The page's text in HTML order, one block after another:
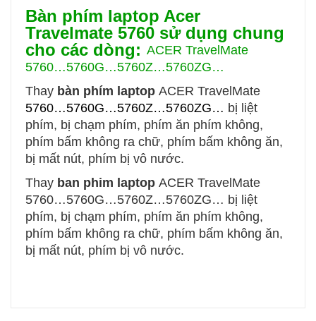
Bàn phím laptop Acer
Travelmate 5760 sử dụng chung
cho các dòng: ACER TravelMate
5760…5760G…5760Z…5760ZG…
Thay bàn phím laptop ACER TravelMate
5760…5760G…5760Z…5760ZG… bị liệt
phím, bị chạm phím, phím ăn phím không,
phím bấm không ra chữ, phím bấm không ăn,
bị mất nút, phím bị vô nước.
Thay ban phim laptop ACER TravelMate
5760…5760G…5760Z…5760ZG… bị liệt
phím, bị chạm phím, phím ăn phím không,
phím bấm không ra chữ, phím bấm không ăn,
bị mất nút, phím bị vô nước.